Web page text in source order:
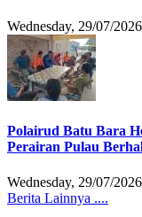
Wednesday, 29/07/2026
Polairud Batu Bara
Perairan Pulau
Wednesday, 29/07/2026
Berita Lainnya ....